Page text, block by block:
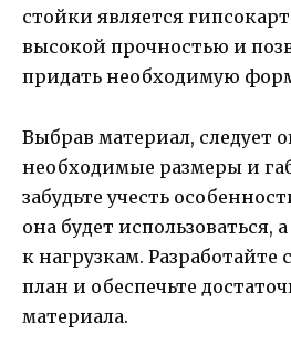
стойки является
высокой прочностью и
придать необходимую
Выбрав материал, следует
необходимые размеры и
забудьте учесть
она будет использоваться,
к нагрузкам.
план и обеспечьте
материала.